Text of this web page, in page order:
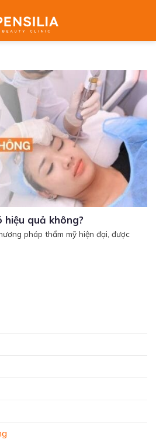
quả không?
pháp thẩm mỹ hiện đại, được